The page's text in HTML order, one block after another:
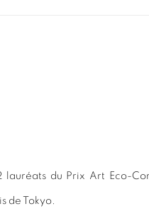
lauréats du Prix Art Eco-
de Tokyo.